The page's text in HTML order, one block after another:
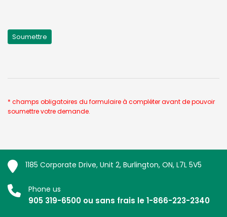
* champs obligatoires du formulaire à compléter avant de pouvoir
soumettre votre demande.
1185 Corporate Drive, Unit 2, Burlington, ON, L7L 5V5
Phone us
905 319-6500 ou sans frais le 1-866-223-2340